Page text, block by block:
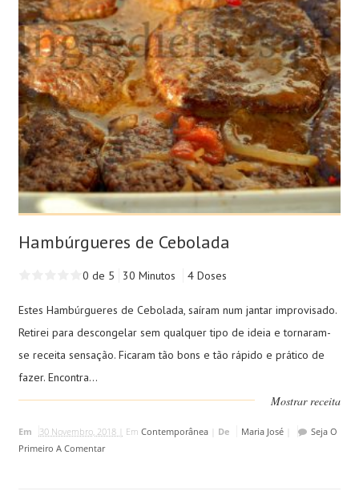
Hambúrgueres de Cebolada
0 de 5 30 Minutos 4 Doses
Estes Hambúrgueres de Cebolada, saíram num jantar improvisado.
Retirei para descongelar sem qualquer tipo de ideia e tornaram-
se receita sensação. Ficaram tão bons e tão rápido e prático de
fazer. Encontra...
Mostrar receita
Em 30 Novembro, 2018 | Em Contemporânea| De Maria José|
Seja O
Primeiro A Comentar